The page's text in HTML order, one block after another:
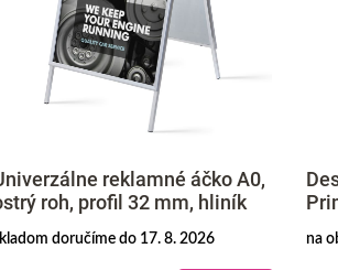
reklamné áčko A0,
roh, profil 32 mm, hliník
doručíme do 17. 8. 2026 na